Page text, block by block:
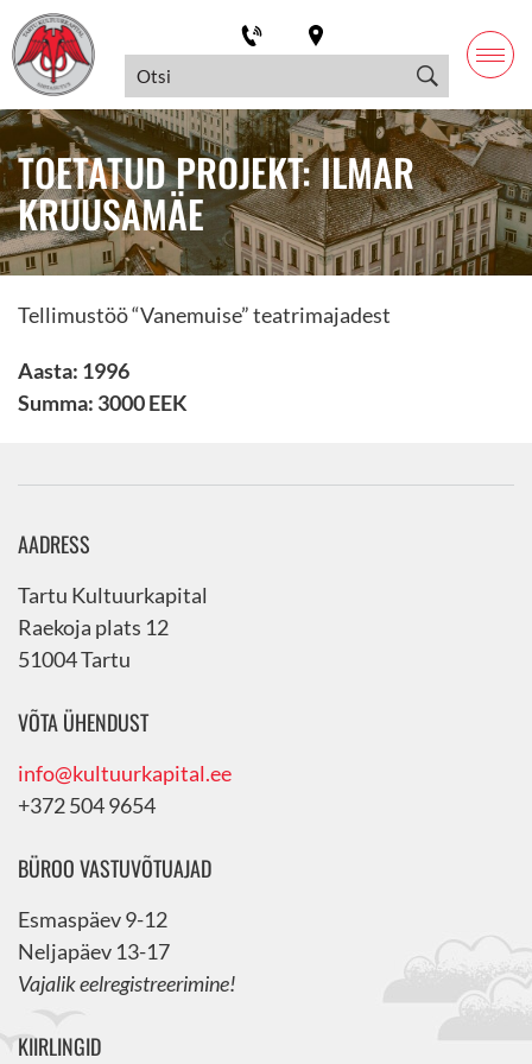
TOETATUD PROJEKT: ILMAR
KRUUSAMÄE
Tellimustöö “Vanemuise” teatrimajadest
Aasta: 1996
Summa: 3000 EEK
AADRESS
Tartu Kultuurkapital
Raekoja plats 12
51004 Tartu
VÕTA ÜHENDUST
info@kultuurkapital.ee
+372 504 9654
BÜROO VASTUVÕTUAJAD
Esmaspäev 9-12
Neljapäev 13-17
Vajalik eelregistreerimine!
KIIRLINGID